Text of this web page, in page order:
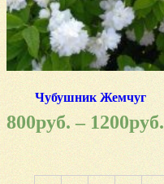
Чубушник Жемчуг
800руб. – 1200руб.